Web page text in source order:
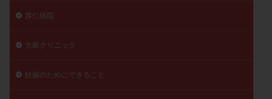
厚仁病院
大島クリニック
妊娠のためにできること